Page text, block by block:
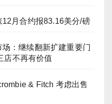
月合约报83.16美分/磅
：继续翻新扩建重要门
店不再有价值
& Fitch 考虑出售